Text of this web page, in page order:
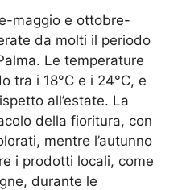
maggio e ottobre-
da molti il periodo
Le temperature
tra i 18°C e i 24°C, e
all’estate. La
della fioritura, con
mentre l’autunno
i prodotti locali, come
durante le